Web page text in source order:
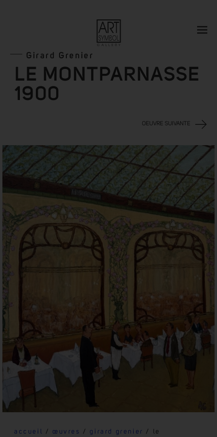
accueil / œuvres / girard grenier
/ le
Girard Grenier
LE MONTPARNASSE
1900
OEUVRE SUIVANTE